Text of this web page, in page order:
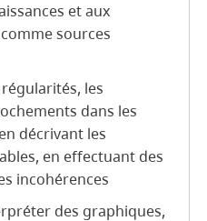
et aux
sources
les
dans les
décrivant les
en effectuant des
incohérences
des graphiques,